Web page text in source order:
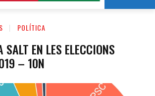
POLÍTICA
SALT EN LES ELECCIONS
– 10N